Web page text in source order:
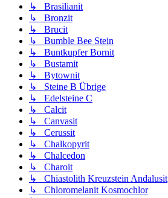
↳ Brasilianit
↳ Bronzit
↳ Brucit
↳ Bumble Bee Stein
↳ Buntkupfer Bornit
↳ Bustamit
↳ Bytownit
↳ Steine B Übrige
↳ Edelsteine C
↳ Calcit
↳ Canvasit
↳ Cerussit
↳ Chalkopyrit
↳ Chalcedon
↳ Charoit
↳ Chiastolith Kreuzstein Andalusit
↳ Chloromelanit Kosmochlor